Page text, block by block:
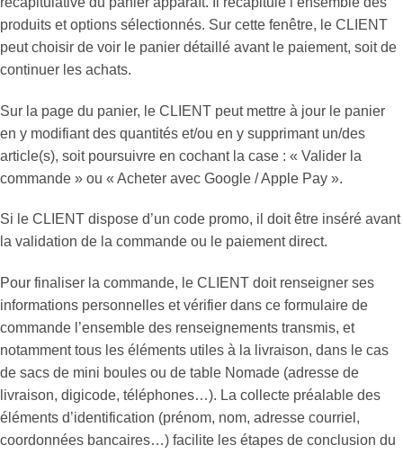
produits et options sélectionnés. Sur cette fenêtre, le CLIENT
peut choisir de voir le panier détaillé avant le paiement, soit de
continuer les achats.
Sur la page du panier, le CLIENT peut mettre à jour le panier
en y modifiant des quantités et/ou en y supprimant un/des
article(s), soit poursuivre en cochant la case : « Valider la
commande » ou « Acheter avec Google / Apple Pay ».
Si le CLIENT dispose d’un code promo, il doit être inséré avant
la validation de la commande ou le paiement direct.
Pour finaliser la commande, le CLIENT doit renseigner ses
informations personnelles et vérifier dans ce formulaire de
commande l’ensemble des renseignements transmis, et
notamment tous les éléments utiles à la livraison, dans le cas
de sacs de mini boules ou de table Nomade (adresse de
livraison, digicode, téléphones…). La collecte préalable des
éléments d’identification (prénom, nom, adresse courriel,
coordonnées bancaires…) facilite les étapes de conclusion du